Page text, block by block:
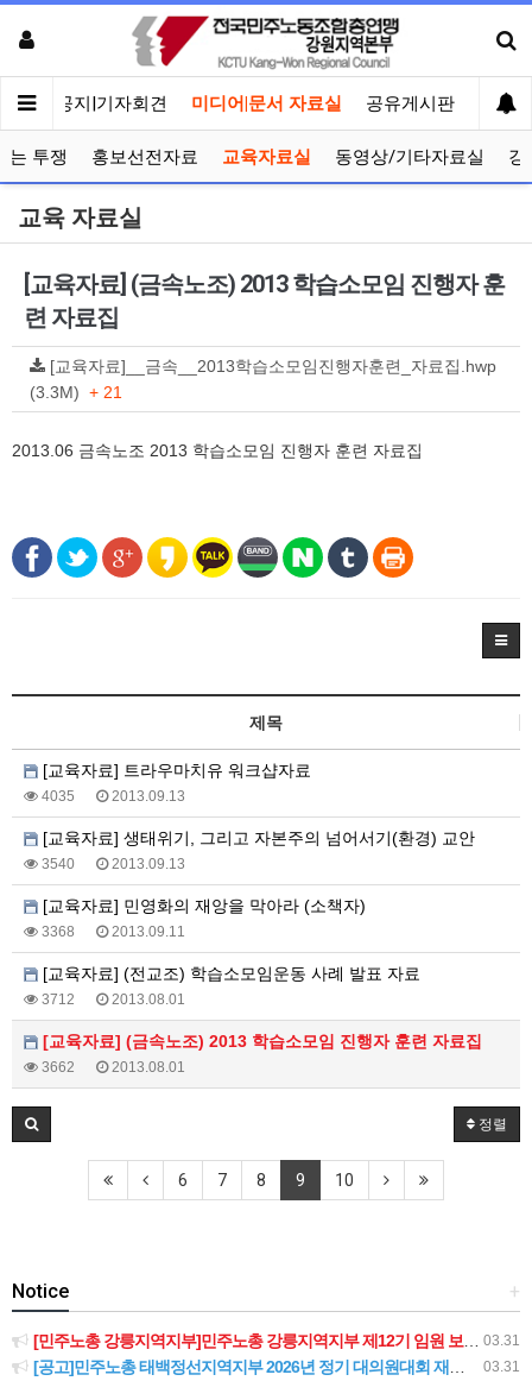
인 공지|기자회견 미디어|문서 자료실 공유게시판 선거
는 투쟁 홍보선전자료 교육자료실 동영상/기타자료실 강
교육 자료실
[교육자료] (금속노조) 2013 학습소모임 진행자 훈
련 자료집
[교육자료]__금속__2013학습소모임진행자훈련_자료집.hwp
(3.3M) + 21
2013.06 금속노조 2013 학습소모임 진행자 훈련 자료집
제목
[교육자료] 트라우마치유 워크샵자료
4035 2013.09.13
[교육자료] 생태위기, 그리고 자본주의 넘어서기(환경) 교안
3540 2013.09.13
[교육자료] 민영화의 재앙을 막아라 (소책자)
3368 2013.09.11
[교육자료] (전교조) 학습소모임운동 사례 발표 자료
3712 2013.08.01
[교육자료] (금속노조) 2013 학습소모임 진행자 훈련 자료집
3662 2013.08.01
정렬
6 7 8 9 10
+
Notice
03.31
[민주노총 강릉지역지부]민주노총 강릉지역지부 제12기 임원 보궐선거결과 공고
03.31
[공고]민주노총 태백정선지역지부 2026년 정기 대의원대회 재소집 건